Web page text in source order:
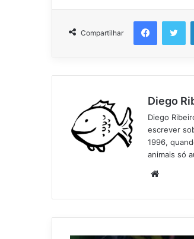
Compartilhar
Facebook
Diego
Diego
escrever
1996,
animais só
Website